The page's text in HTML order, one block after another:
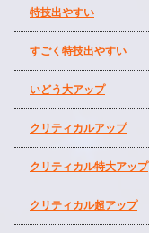
特技出やすい
すごく特技出やすい
いどう大アップ
クリティカルアップ
クリティカル特大アップ
クリティカル超アップ